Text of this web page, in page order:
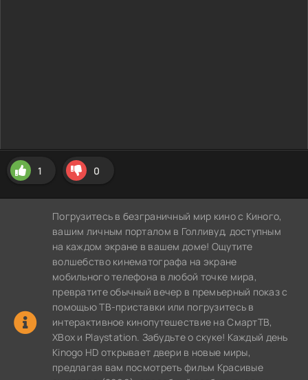
1 0
Погрузитесь в безграничный мир кино с Киного,
вашим личным порталом в Голливуд, доступным
на каждом экране в вашем доме! Ощутите
волшебство кинематографа на экране
мобильного телефона в любой точке мира,
превратите обычный вечер в премьерный показ с
помощью ТВ-приставки или погрузитесь в
интерактивное кинопутешествие на СмартТВ,
XBox и Playstation. Забудьте о скуке! Каждый день
Kinogo HD открывает двери в новые миры,
предлагая вам посмотреть фильм Красивые